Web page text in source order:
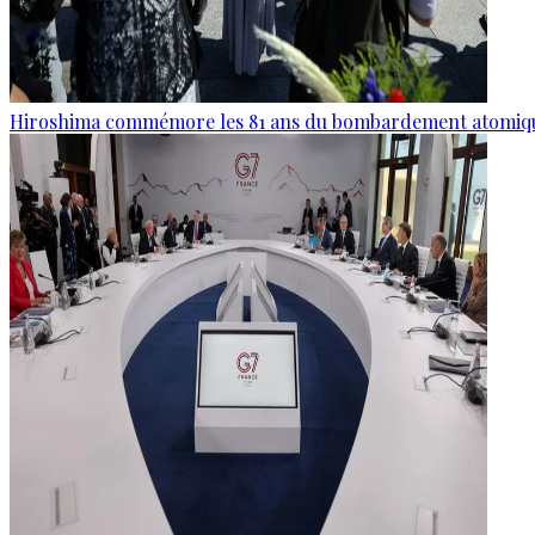
Hiroshima commémore les 81 ans du bombardement